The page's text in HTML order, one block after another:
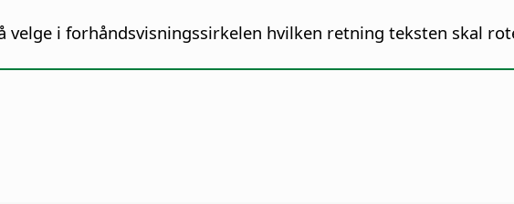
velge i forhåndsvisningssirkelen hvilken retning teksten skal